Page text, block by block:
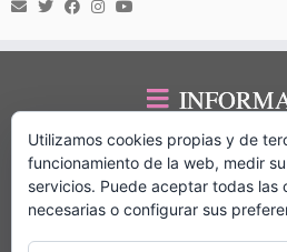
Privacidad de
Política de
Más información sobre
Franquicias
Utilizamos cookies propias y de
funcionamiento de la web, medir
servicios. Puede aceptar todas las
necesarias o configurar sus